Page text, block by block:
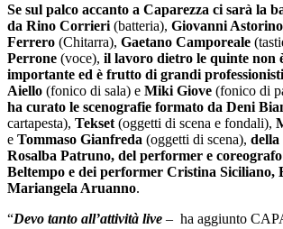
Se sul palco accanto a Caparezza ci sarà la
da Rino Corrieri (batteria), Giovanni Astorino
Ferrero (Chitarra), Gaetano Camporeale
Perrone (voce), il lavoro dietro le quinte non
importante ed è frutto di grandi
Aiello (fonico di sala) e Miki Giove (fonico di
ha curato le scenografie formato da Deni
cartapesta), Tekset (oggetti di scena e fondali),
e Tommaso Gianfreda (oggetti di scena), della
Rosalba Patruno, del performer e
Beltempo e dei performer Cristina Siciliano,
Mariangela Aruanno.
“Devo tanto all’attività live – ha aggiunto